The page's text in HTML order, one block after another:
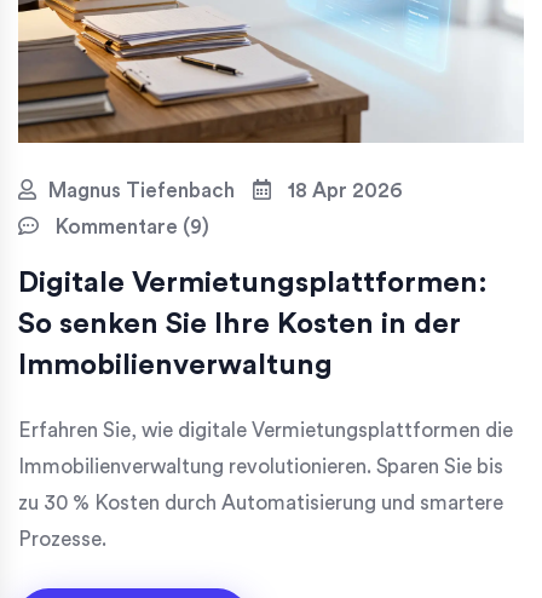
Magnus Tiefenbach
18 Apr 2026
Kommentare (9)
Digitale Vermietungsplattformen:
So senken Sie Ihre Kosten in der
Immobilienverwaltung
Erfahren Sie, wie digitale Vermietungsplattformen die
Immobilienverwaltung revolutionieren. Sparen Sie bis
zu 30 % Kosten durch Automatisierung und smartere
Prozesse.